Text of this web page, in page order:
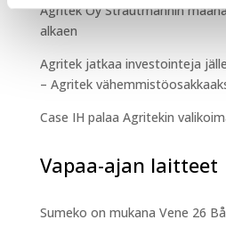
Agritek Oy Strautmannin
alkaen
Agritek jatkaa investointeja
– Agritek
Case IH palaa Agritekin
Vapaa-ajan laitteet
Sumeko on mukana Vene 26